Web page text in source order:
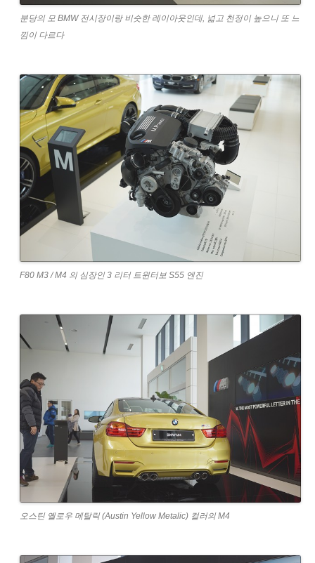
분당의 모 BMW 전시장이랑 비슷한 레이아웃인데, 넓고 천정이 높으니 또 느
낌이 다르다
F80 M3 / M4 의 심장인 3 리터 트윈터보 S55 엔진
오스틴 옐로우 메탈릭 (Austin Yellow Metalic) 컬러의 M4